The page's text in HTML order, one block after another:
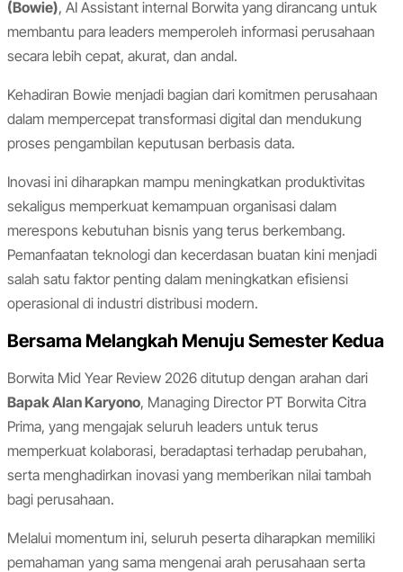
(Bowie), AI Assistant internal Borwita yang dirancang untuk
membantu para leaders memperoleh informasi perusahaan
secara lebih cepat, akurat, dan andal.
Kehadiran Bowie menjadi bagian dari komitmen perusahaan
dalam mempercepat transformasi digital dan mendukung
proses pengambilan keputusan berbasis data.
Inovasi ini diharapkan mampu meningkatkan produktivitas
sekaligus memperkuat kemampuan organisasi dalam
merespons kebutuhan bisnis yang terus berkembang.
Pemanfaatan teknologi dan kecerdasan buatan kini menjadi
salah satu faktor penting dalam meningkatkan efisiensi
operasional di industri distribusi modern.
Bersama Melangkah Menuju Semester Kedua
Borwita Mid Year Review 2026 ditutup dengan arahan dari
Bapak Alan Karyono, Managing Director PT Borwita Citra
Prima, yang mengajak seluruh leaders untuk terus
memperkuat kolaborasi, beradaptasi terhadap perubahan,
serta menghadirkan inovasi yang memberikan nilai tambah
bagi perusahaan.
Melalui momentum ini, seluruh peserta diharapkan memiliki
pemahaman yang sama mengenai arah perusahaan serta